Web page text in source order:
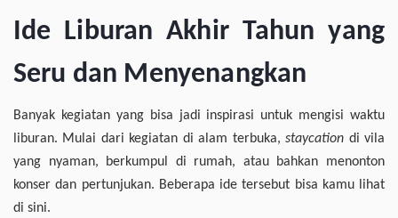
Ide Liburan Akhir Tahun yang
Seru dan Menyenangkan
Banyak kegiatan yang bisa jadi inspirasi untuk mengisi waktu
liburan. Mulai dari kegiatan di alam terbuka,staycation di vila
yang nyaman, berkumpul di rumah, atau bahkan menonton
konser dan pertunjukan. Beberapa ide tersebut bisa kamu lihat
di sini.